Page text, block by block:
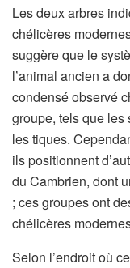
Les deux arbres
chélicères
suggère que le
l’animal ancien a
condensé observé
groupe, tels que
les tiques.
ils positionnent
du Cambrien, dont
; ces groupes ont
chélicères
Selon l’endroit où